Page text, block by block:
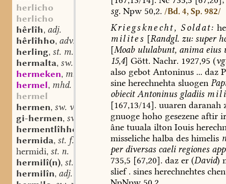
herlicho
herlicho
hêrlîh, adj.
hêrlîhho, adv.
herling, st. m.
hermalta, sw. f.
hermeken, mnd. (st.) n.
hermel, mhd. st. m.
hermel
hermen, sw. v.
gi-hermen, sw. v.
hermentlîhho
hermida, st. f.
hermidi, st. n.
hermilî(n), st. n.
hermilîn, adj.
sg.Npw50,2. /Bd. 4, Sp. 982/
Kriegsknecht, Soldat:
milites [Randgl. zu:super
[Moabululabunt,anima eius
15,4] Gött. Nachr. 1927,95 (
also gebotAntoninus... daz
sineherechnehtasluogen
obiecit Antoninusgladiis
[167,13/14]. uuarendaranah
gnuogehoho gesezeneaftir
ânetuualailtonIouis
misselichehalbadeshimelis
perdiversas caeliregiones
735,5 [67,20]. dazer(David)
slief. sinesherechnehtes